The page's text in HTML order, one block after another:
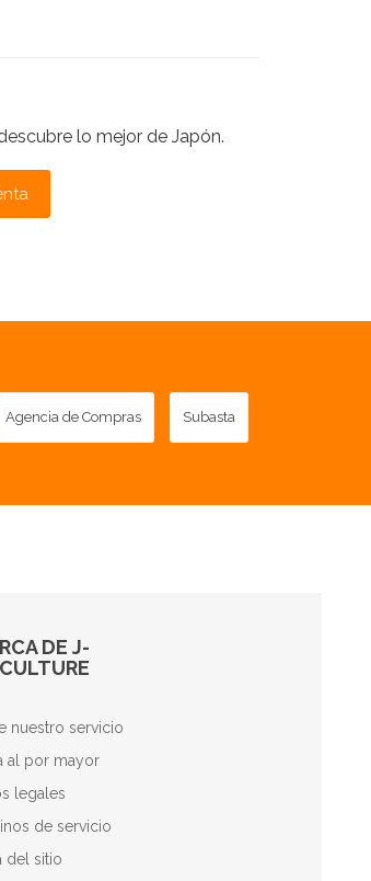
lo mejor de Japón.
Agencia de Compras Subasta
DE J-
nuestro servicio
al por mayor
legales
de servicio
del sitio